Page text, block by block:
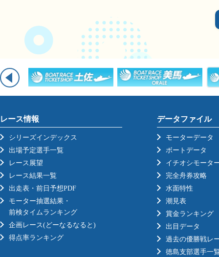
レース情報
シリーズインデックス
出場予定選手一覧
レース展望
レース結果一覧
出走表・前日予想PDF
モーター抽選結果・
前検タイムランキング
企画レース(どーなるなると)
得点率ランキング
データファイル
モーターデータ
ボートデータ
イチオシモータ
完全舟券攻略
水面特性
潮見表
賞金ランキング
出目データ
過去の優勝戦レ
徳島支部選手一